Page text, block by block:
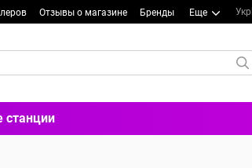
Отзывы о магазине Бренды Еще Укр
станции